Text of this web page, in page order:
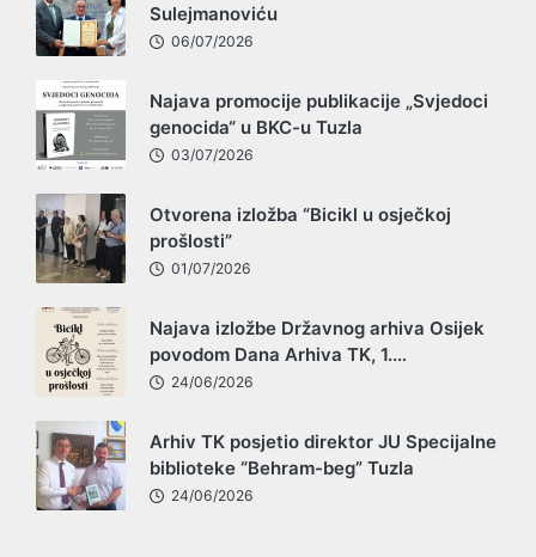
Sulejmanoviću
06/07/2026
Najava promocije publikacije „Svjedoci
genocida“ u BKC-u Tuzla
03/07/2026
Otvorena izložba “Bicikl u osječkoj
prošlosti”
01/07/2026
Najava izložbe Državnog arhiva Osijek
povodom Dana Arhiva TK, 1.…
24/06/2026
Arhiv TK posjetio direktor JU Specijalne
biblioteke “Behram-beg” Tuzla
24/06/2026